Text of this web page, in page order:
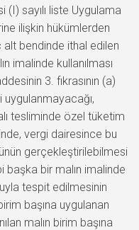
(I) sayılı liste Uygulama
ilişkin hükümlerden
alt bendinde ithal edilen
imalinde kullanılması
3. fıkrasının (a)
tesliminde özel tüketim
vergi dairesince bu
gerçekleştirilebilmesi
başka bir malın imalinde
tespit edilmesinin
başına uygulanan
malın birim başına